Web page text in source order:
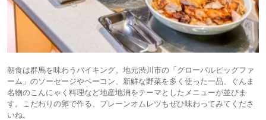
朝食は群馬を味わうバイキング。地元渋川市の「グローバルピッグファ
ーム」のソーセージやベーコン、新鮮な野菜を多く使った一品、ぐんま
名物のこんにゃく料理など地産地消をテーマとしたメニューが並びま
す。こだわりの卵で作る、プレーンオムレツもぜひ味わってみてくださ
いね。